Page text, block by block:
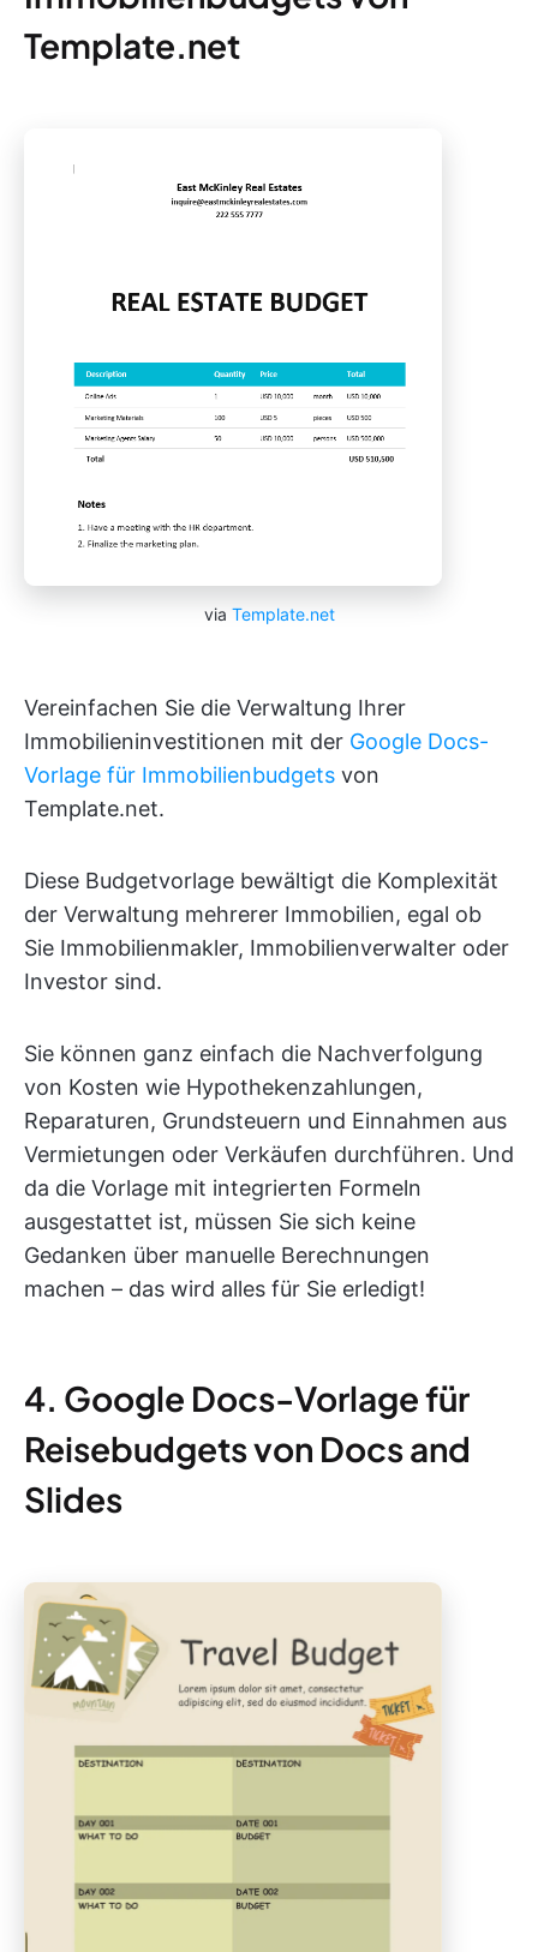
Template.net
via Template.net
Vereinfachen Sie die Verwaltung Ihrer
Immobilieninvestitionen mit der Google Docs-
Vorlage für Immobilienbudgets von
Template.net.
Diese Budgetvorlage bewältigt die Komplexität
der Verwaltung mehrerer Immobilien, egal ob
Sie Immobilienmakler, Immobilienverwalter oder
Investor sind.
Sie können ganz einfach die Nachverfolgung
von Kosten wie Hypothekenzahlungen,
Reparaturen, Grundsteuern und Einnahmen aus
Vermietungen oder Verkäufen durchführen. Und
da die Vorlage mit integrierten Formeln
ausgestattet ist, müssen Sie sich keine
Gedanken über manuelle Berechnungen
machen – das wird alles für Sie erledigt!
4. Google Docs-Vorlage für
Reisebudgets von Docs and
Slides